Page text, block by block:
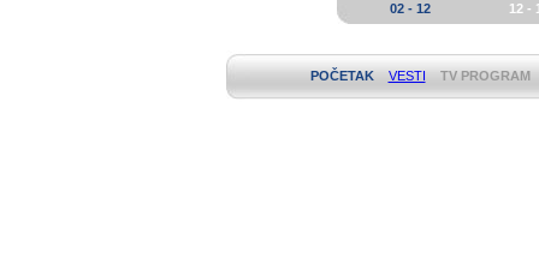
02 - 12 12 -
POČETAK VESTI TV PROGRAM